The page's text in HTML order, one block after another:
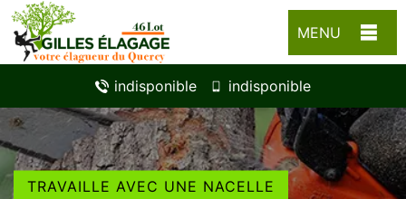
MENU
indisponible indisponible
TRAVAILLE AVEC UNE NACELLE